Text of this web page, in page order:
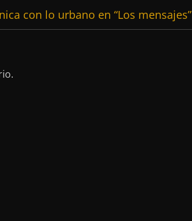
con lo urbano en “Los mensajes”